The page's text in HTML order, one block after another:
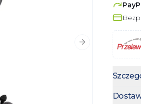
Następny slajd